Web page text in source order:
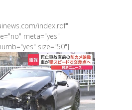
index.rdf"
meta="yes"
size="50"]